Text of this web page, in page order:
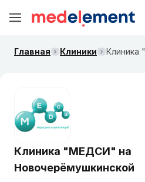
Главная Клиники
Клиника "МЕДСИ" на ​​
Новочерёмушкинской